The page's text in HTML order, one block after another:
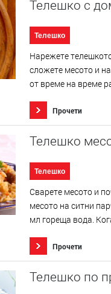
Телешко с
Телешко
Нарежете
сложете месото и
от време на време
Прочети
Телешко
Телешко
Сварете месото и
месото на ситни
мл гореща вода.
Прочети
Телешко по